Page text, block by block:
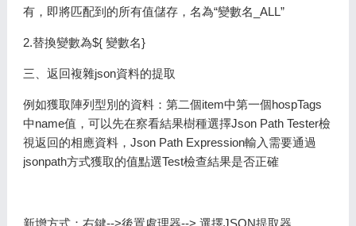
有，即將匹配到的所有值儲存，名為“變數名_ALL”
2.替換變數為${ 變數名}
三、返回複雜json資料的提取
例如獲取陣列型別的資料：第二個item中第一個hospTags
中name值，可以先在察看結果樹種選擇Json Path Tester檢
視返回的相應資料，Json Path Expression輸入需要通過
jsonpath方式獲取的值點選Test檢查結果是否正確
新增方式：右鍵-->後置處理器--> 選擇JSON提取器